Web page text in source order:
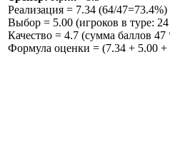
Реализация = 7.34 (64/47=73.4%)
Выбор = 5.00 (игроков в туре:
Качество = 4.7 (сумма баллов 47
Формула оценки = (7.34 + 5.00 +